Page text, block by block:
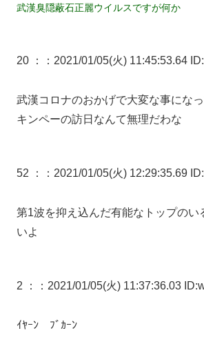
武漢臭隠蔽石正麗ウイルスですが何か
20 ： ：2021/01/05(火) 11:45:53.64
武漢コロナのおかげで大変な事にな
キンペーの訪日なんて無理だわな
52 ： ：2021/01/05(火) 12:29:35.69
第1波を抑え込んだ有能なトップのい
いよ
2 ： ：2021/01/05(火) 11:37:36.03
ｲﾔｰﾝ ﾌﾞｶｰﾝ